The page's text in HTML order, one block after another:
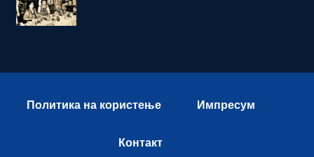
Политика на користење Импресум
Контакт